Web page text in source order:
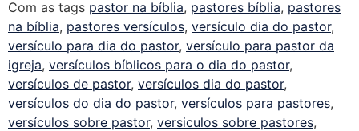
Com as tags pastor na bíblia, pastores bíblia, pastores
na bíblia, pastores versículos, versículo dia do pastor,
versículo para dia do pastor, versículo para pastor da
igreja, versículos bíblicos para o dia do pastor,
versículos de pastor, versículos dia do pastor,
versículos do dia do pastor, versículos para pastores,
versículos sobre pastor, versiculos sobre pastores,